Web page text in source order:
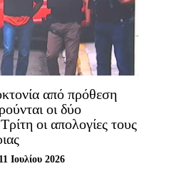
από πρόθεση
οι δύο
οι απολογίες τους
11 Ιουλίου 2026